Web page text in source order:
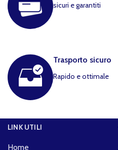
sicuri e garantiti
Trasporto sicuro
Rapido e ottimale
LINK UTILI
Home